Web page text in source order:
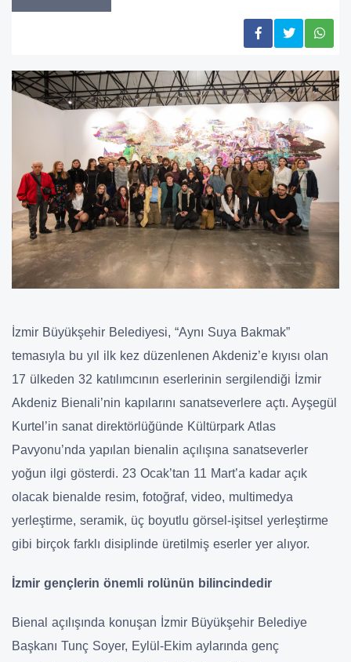
İzmir Büyükşehir Belediyesi, “Aynı Suya Bakmak”
temasıyla bu yıl ilk kez düzenlenen Akdeniz’e kıyısı olan
17 ülkeden 32 katılımcının eserlerinin sergilendiği İzmir
Akdeniz Bienali’nin kapılarını sanatseverlere açtı. Ayşegül
Kurtel’in sanat direktörlüğünde Kültürpark Atlas
Pavyonu’nda yapılan bienalin açılışına sanatseverler
yoğun ilgi gösterdi. 23 Ocak’tan 11 Mart’a kadar açık
olacak bienalde resim, fotoğraf, video, multimedya
yerleştirme, seramik, üç boyutlu görsel-işitsel yerleştirme
gibi birçok farklı disiplinde üretilmiş eserler yer alıyor.
İzmir gençlerin önemli rolünün bilincindedir
Bienal açılışında konuşan İzmir Büyükşehir Belediye
Başkanı Tunç Soyer, Eylül-Ekim aylarında genç